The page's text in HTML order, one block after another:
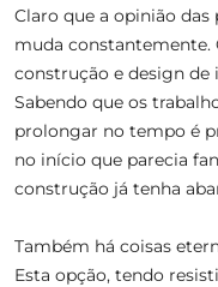
Claro que a opinião das
muda constantemente.
construção e design de
Sabendo que os
prolongar no tempo é
no início que parecia
construção já tenha
Também há coisas
Esta opção, tendo